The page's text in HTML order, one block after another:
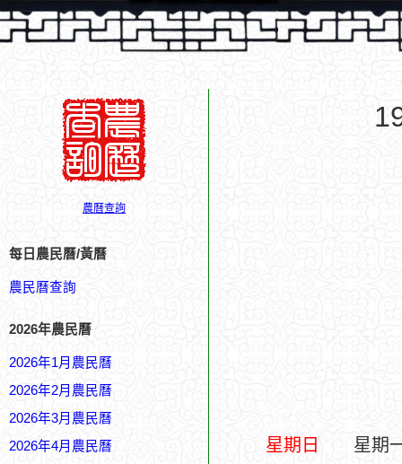
農曆查詢
每日農民曆/黃曆
農民曆查詢
2026年農民曆
2026年1月農民曆
2026年2月農民曆
2026年3月農民曆
2026年4月農民曆
星期日 星期